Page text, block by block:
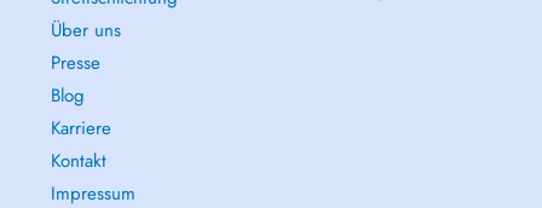
Über uns
Presse
Blog
Karriere
Kontakt
Impressum